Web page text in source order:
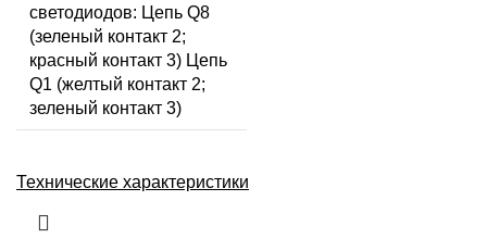
светодиодов: Цепь Q8
(зеленый контакт 2;
красный контакт 3) Цепь
Q1 (желтый контакт 2;
зеленый контакт 3)
Технические характеристики